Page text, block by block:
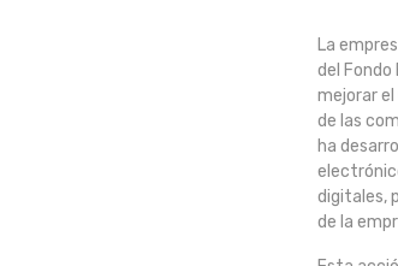
La
del Fondo
mejorar
de las
ha
digitales,
de la